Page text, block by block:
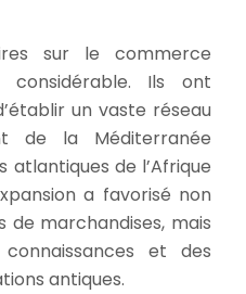
sur le commerce
Ils ont
un vaste réseau
de la Méditerranée
atlantiques de l’Afrique
a favorisé non
de marchandises, mais
et des
antiques.